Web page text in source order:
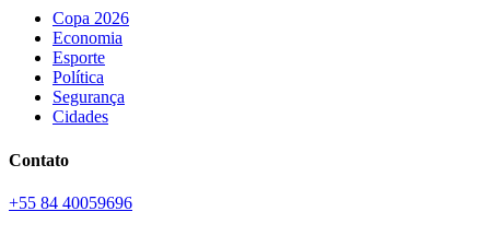
Copa 2026
Economia
Esporte
Política
Segurança
Cidades
Contato
+55 84 40059696